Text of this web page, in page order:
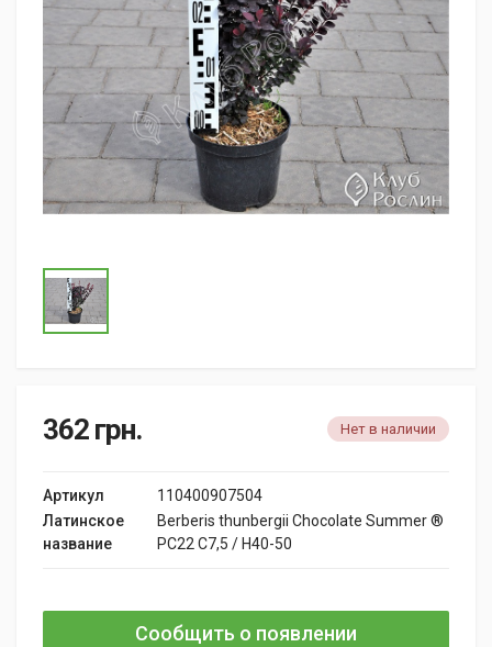
362 грн. Нет в наличии
Артикул
110400907504
Латинское
название
Berberis thunbergii Chocolate Summer ®
PC22 C7,5 / H40-50
Сообщить о появлении